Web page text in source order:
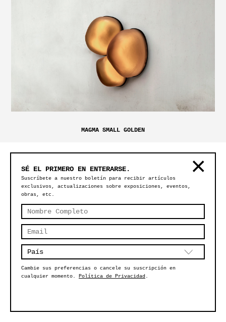
MAGMA SMALL GOLDEN
SÉ EL PRIMERO EN ENTERARSE.
Suscríbete a nuestro boletín para recibir artículos
exclusivos, actualizaciones sobre exposiciones, eventos,
obras, etc.
Cambie sus preferencias o cancele su suscripción en
cualquier momento. Política de Privacidad .